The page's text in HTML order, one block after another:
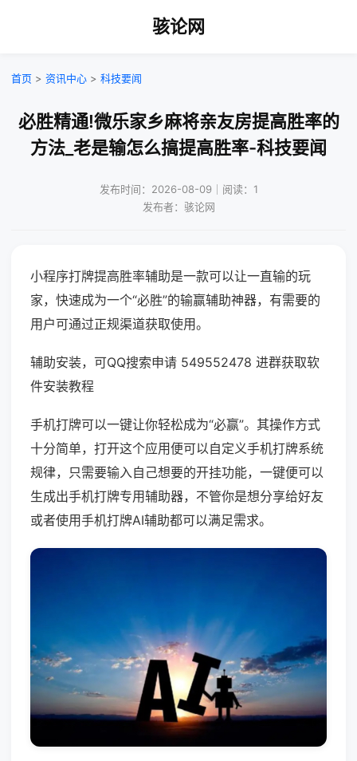
骇论网
首页 > 资讯中心 > 科技要闻
必胜精通!微乐家乡麻将亲友房提高胜率的
方法_老是输怎么搞提高胜率-科技要闻
发布时间：2026-08-09｜阅读：1
发布者：骇论网
小程序打牌提高胜率辅助是一款可以让一直输的玩
家，快速成为一个“必胜”的输赢辅助神器，有需要的
用户可通过正规渠道获取使用。
辅助安装，可QQ搜索申请 549552478 进群获取软
件安装教程
手机打牌可以一键让你轻松成为“必赢”。其操作方式
十分简单，打开这个应用便可以自定义手机打牌系统
规律，只需要输入自己想要的开挂功能，一键便可以
生成出手机打牌专用辅助器，不管你是想分享给好友
或者使用手机打牌AI辅助都可以满足需求。